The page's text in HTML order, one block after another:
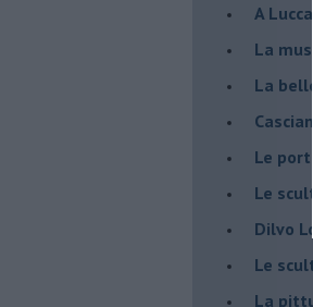
A
​La
​La
​Le
​Le
​Dilvo
​Le
La